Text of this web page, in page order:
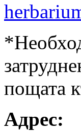
пощата
Адрес: